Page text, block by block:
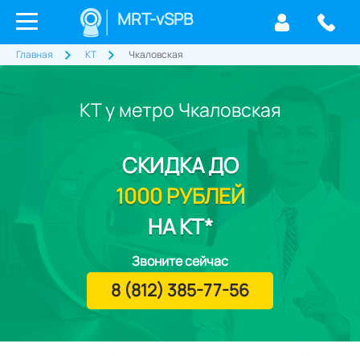
MRT-vSPB
Главная КТ Чкаловская
КТ у метро Чкаловская
СКИДКАДО
1000 РУБЛЕЙ
НА КТ*
Звоните сейчас
8 (812) 385-77-56